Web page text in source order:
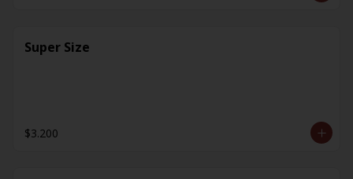
Super Size
$3.200